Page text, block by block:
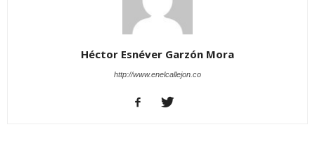
Héctor Esnéver Garzón Mora
http://www.enelcallejon.co